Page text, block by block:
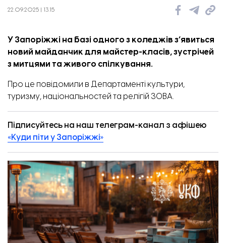
Про нас
22.09.2025 | 13:15
У Запоріжжі на базі одного з коледжів зʼявиться
новий майданчик для майстер-класів, зустрічей
з митцями та живого спілкування.
Про це повідомили в Департаменті культури,
туризму, національностей та релігій ЗОВА.
Підписуйтесь на наш телеграм-канал з афішею
«Куди піти у Запоріжжі»